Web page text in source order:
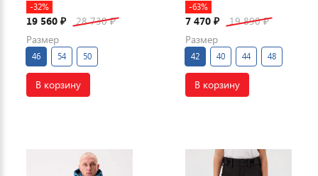
-32%
19 560 ₽ 28 730₽
Размер
46 54 50
В корзину
-63%
7 470 ₽ 19 890₽
Размер
42 40 44 48
В корзину